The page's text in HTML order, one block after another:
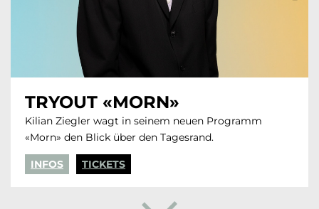
TRYOUT «MORN»
Kilian Ziegler wagt in seinem neuen Programm
«Morn» den Blick über den Tagesrand.
INFOS TICKETS